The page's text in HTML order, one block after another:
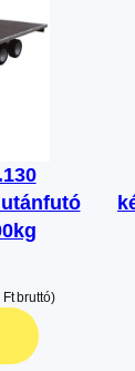
Ftbruttó)